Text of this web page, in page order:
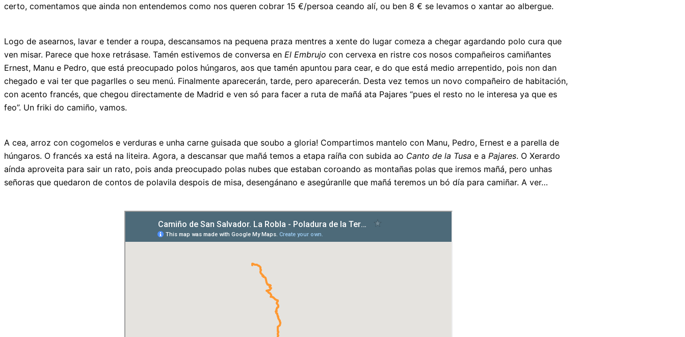
certo, comentamos que ainda non entendemos como nos queren cobrar 15 €/persoa ceando alí, ou ben 8 € se levamos o xantar ao albergue.
Logo de asearnos, lavar e tender a roupa, descansamos na pequena praza mentres a xente do lugar comeza a chegar agardando polo cura que
ven misar. Parece que hoxe retrásase. Tamén estivemos de conversa en El Embrujo con cervexa en ristre cos nosos compañeiros camiñantes
Ernest, Manu e Pedro, que está preocupado polos húngaros, aos que tamén apuntou para cear, e do que está medio arrepentido, pois non dan
chegado e vai ter que pagarlles o seu menú. Finalmente aparecerán, tarde, pero aparecerán. Desta vez temos un novo compañeiro de habitación,
con acento francés, que chegou directamente de Madrid e ven só para facer a ruta de mañá ata Pajares “pues el resto no le interesa ya que es
feo”. Un friki do camiño, vamos.
A cea, arroz con cogomelos e verduras e unha carne guisada que soubo a gloria! Compartimos mantelo con Manu, Pedro, Ernest e a parella de
húngaros. O francés xa está na liteira. Agora, a descansar que mañá temos a etapa raíña con subida ao Canto de la Tusa e a Pajares. O Xerardo
aínda aproveita para sair un rato, pois anda preocupado polas nubes que estaban coroando as montañas polas que iremos mañá, pero unhas
señoras que quedaron de contos de polavila despois de misa, desengánano e asegúranlle que mañá teremos un bó día para camiñar. A ver…